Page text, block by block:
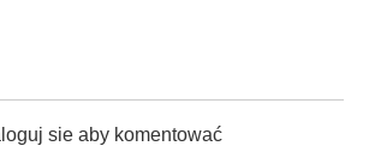
sie aby komentować